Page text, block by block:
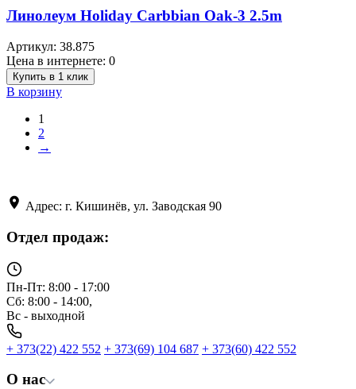
Линолеум Holiday Carbbian Oak-3 2.5m
Артикул: 38.875
Цена в интернете: 0
Купить в 1 клик
В корзину
1
2
→
Адрес: г. Кишинёв, ул. Заводская 90
Отдел продаж:
Пн-Пт: 8:00 - 17:00
Сб: 8:00 - 14:00,
Вс - выходной
+ 373(22) 422 552 + 373(69) 104 687 + 373(60) 422 552
О нас